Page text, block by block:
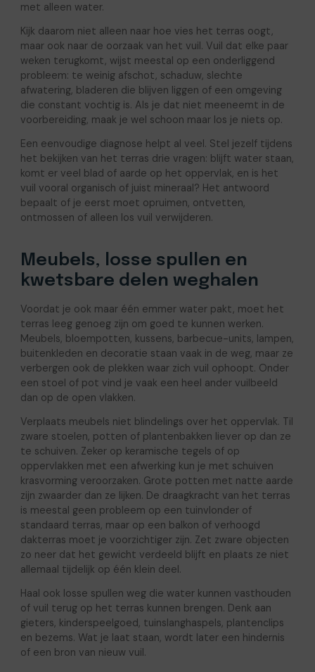
met alleen water.
Kijk daarom niet alleen naar hoe vies het terras oogt,
maar ook naar de oorzaak van het vuil. Vuil dat elke paar
weken terugkomt, wijst meestal op een onderliggend
probleem: te weinig afschot, schaduw, slechte
afwatering, bladeren die blijven liggen of een omgeving
die constant vochtig is. Als je dat niet meeneemt in de
voorbereiding, maak je wel schoon maar los je niets op.
Een eenvoudige diagnose helpt al veel. Stel jezelf tijdens
het bekijken van het terras drie vragen: blijft water staan,
komt er veel blad of aarde op het oppervlak, en is het
vuil vooral organisch of juist mineraal? Het antwoord
bepaalt of je eerst moet opruimen, ontvetten,
ontmossen of alleen los vuil verwijderen.
Meubels, losse spullen en
kwetsbare delen weghalen
Voordat je ook maar één emmer water pakt, moet het
terras leeg genoeg zijn om goed te kunnen werken.
Meubels, bloempotten, kussens, barbecue-units, lampen,
buitenkleden en decoratie staan vaak in de weg, maar ze
verbergen ook de plekken waar zich vuil ophoopt. Onder
een stoel of pot vind je vaak een heel ander vuilbeeld
dan op de open vlakken.
Verplaats meubels niet blindelings over het oppervlak. Til
zware stoelen, potten of plantenbakken liever op dan ze
te schuiven. Zeker op keramische tegels of op
oppervlakken met een afwerking kun je met schuiven
krasvorming veroorzaken. Grote potten met natte aarde
zijn zwaarder dan ze lijken. De draagkracht van het terras
is meestal geen probleem op een tuinvlonder of
standaard terras, maar op een balkon of verhoogd
dakterras moet je voorzichtiger zijn. Zet zware objecten
zo neer dat het gewicht verdeeld blijft en plaats ze niet
allemaal tijdelijk op één klein deel.
Haal ook losse spullen weg die water kunnen vasthouden
of vuil terug op het terras kunnen brengen. Denk aan
gieters, kinderspeelgoed, tuinslanghaspels, plantenclips
en bezems. Wat je laat staan, wordt later een hindernis
of een bron van nieuw vuil.